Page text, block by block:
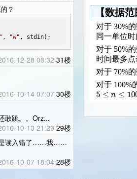
？
, "w" , stdin);
12-28 08:32 31楼
10-14 07:07 30楼
敢跳。。Orz...
10-13 21:29 29楼
是读入错了……我……
10-07 18:04 28楼
【数据
对于 30%
同一单位
对于 50%
时间最多
对于 70%
对于 100%
5 ≤ n ≤